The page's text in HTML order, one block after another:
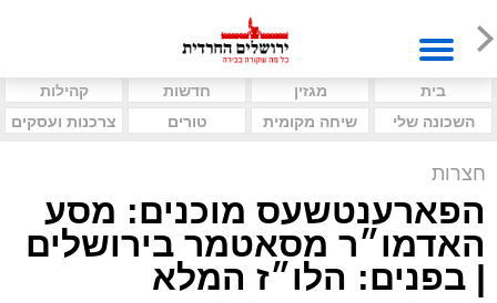
בית מגזין חדשות
קהילות
השכונה שלי
שיחה מקומית טורים צרכנות ועסקים
חצרות
הפארענטשעס מוכנים: מסע
האדמו״ר מסאטמר בירושלים
| בפנים: הלו״ז המלא